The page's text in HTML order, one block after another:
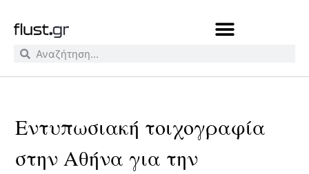
Εντυπωσιακή τοιχογραφία
στην Αθήνα για την